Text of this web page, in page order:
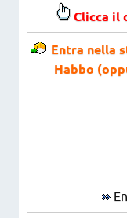
Clicca il
Entra nella
Habbo